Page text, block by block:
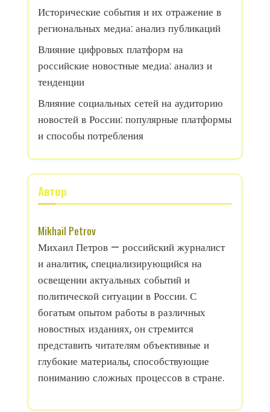
Исторические события и их отражение в
региональных медиа: анализ публикаций
Влияние цифровых платформ на
российские новостные медиа: анализ и
тенденции
Влияние социальных сетей на аудиторию
новостей в России: популярные платформы
и способы потребления
Автор
Mikhail Petrov
Михаил Петров — российский журналист
и аналитик, специализирующийся на
освещении актуальных событий и
политической ситуации в России. С
богатым опытом работы в различных
новостных изданиях, он стремится
представить читателям объективные и
глубокие материалы, способствующие
пониманию сложных процессов в стране.